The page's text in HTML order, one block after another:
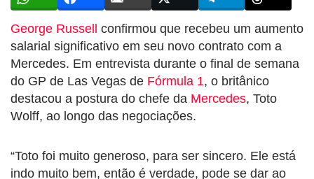
George Russell confirmou que recebeu um aumento
salarial significativo em seu novo contrato com a
Mercedes. Em entrevista durante o final de semana
do GP de Las Vegas de Fórmula 1, o britânico
destacou a postura do chefe da Mercedes, Toto
Wolff, ao longo das negociações.
“Toto foi muito generoso, para ser sincero. Ele está
indo muito bem, então é verdade, pode se dar ao